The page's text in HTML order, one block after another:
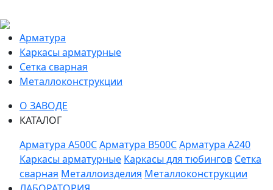
Арматура
Каркасы арматурные
Сетка сварная
Металлоконструкции
О ЗАВОДЕ
КАТАЛОГ
Арматура A500CАрматура B500CАрматура A240
Каркасы арматурные Каркасы для тюбингов Сетка
сварная Металлоизделия Металлоконструкции